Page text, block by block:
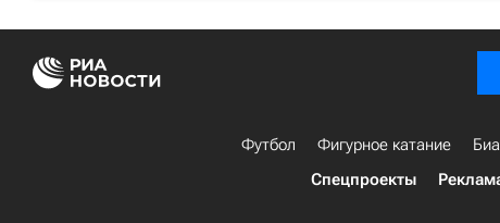
Футбол Фигурное катание
Спецпроекты